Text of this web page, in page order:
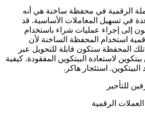
الرقمية في محفظة ساخنة هي أنه
في تسهيل المعاملات الأساسية. قد
إلى إجراء عمليات شراء باستخدام
استخدام المحفظة الساخنة لأن
المحفظة ستكون قابلة للتحويل عبر
لاستعادة البيتكوين المفقودة.
. استئجار هاكر.